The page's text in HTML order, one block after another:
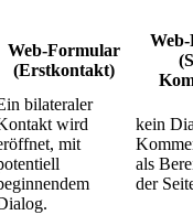
Web-Formular
(Erstkontakt)
bilateraler
wird
mit
kein
als
der